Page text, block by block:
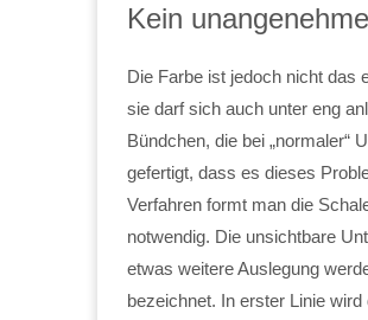
Kein
Die Farbe ist jedoch nicht das
sie darf sich auch unter eng
Bündchen, die bei
gefertigt, dass es dieses
Verfahren formt man die
notwendig. Die unsichtbare
etwas weitere Auslegung
bezeichnet. In erster Linie